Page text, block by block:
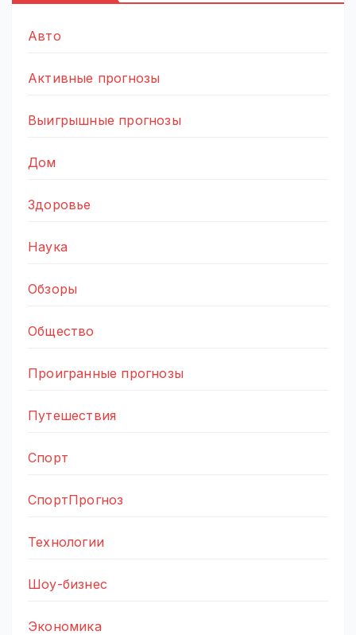
Авто
Активные прогнозы
Выигрышные прогнозы
Дом
Здоровье
Наука
Обзоры
Общество
Проигранные прогнозы
Путешествия
Спорт
СпортПрогноз
Технологии
Шоу-бизнес
Экономика